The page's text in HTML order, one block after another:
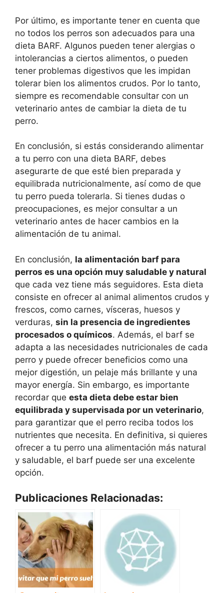
Por último, es importante tener en cuenta que
no todos los perros son adecuados para una
dieta BARF. Algunos pueden tener alergias o
intolerancias a ciertos alimentos, o pueden
tener problemas digestivos que les impidan
tolerar bien los alimentos crudos. Por lo tanto,
siempre es recomendable consultar con un
veterinario antes de cambiar la dieta de tu
perro.
En conclusión, si estás considerando alimentar
a tu perro con una dieta BARF, debes
asegurarte de que esté bien preparada y
equilibrada nutricionalmente, así como de que
tu perro pueda tolerarla. Si tienes dudas o
preocupaciones, es mejor consultar a un
veterinario antes de hacer cambios en la
alimentación de tu animal.
En conclusión, la alimentación barf para
perros es una opción muy saludable y natural
que cada vez tiene más seguidores. Esta dieta
consiste en ofrecer al animal alimentos crudos y
frescos, como carnes, vísceras, huesos y
verduras, sin la presencia de ingredientes
procesados o químicos. Además, el barf se
adapta a las necesidades nutricionales de cada
perro y puede ofrecer beneficios como una
mejor digestión, un pelaje más brillante y una
mayor energía. Sin embargo, es importante
recordar que esta dieta debe estar bien
equilibrada y supervisada por un veterinario,
para garantizar que el perro reciba todos los
nutrientes que necesita. En definitiva, si quieres
ofrecer a tu perro una alimentación más natural
y saludable, el barf puede ser una excelente
opción.
Publicaciones Relacionadas: